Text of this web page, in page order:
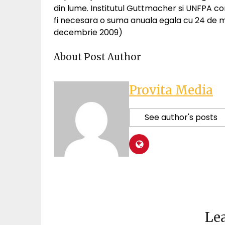
din lume. Institutul Guttmacher si UNFPA
fi necesara o suma anuala egala cu 24 de
decembrie 2009)
About Post Author
Provita Media
See author's posts